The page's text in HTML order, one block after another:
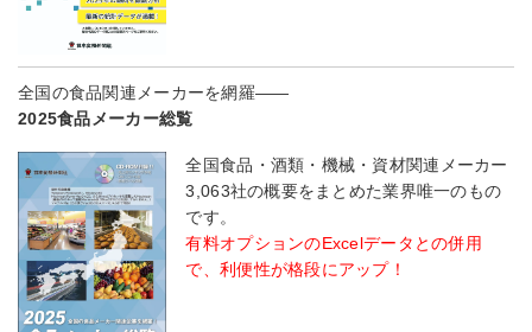
全国の食品関連メーカーを網羅――
2025食品メーカー総覧
全国食品・酒類・機械・資材関連メーカー
3,063社の概要をまとめた業界唯一のもの
です。
有料オプションのExcelデータとの併用
で、利便性が格段にアップ！